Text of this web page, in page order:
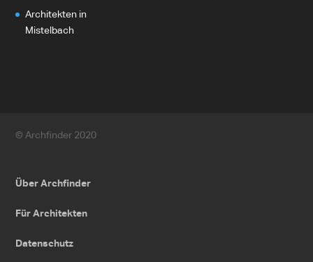
Architekten in
Mistelbach
© Archfinder 2020
Über Archfinder
Für Architekten
Datenschutz